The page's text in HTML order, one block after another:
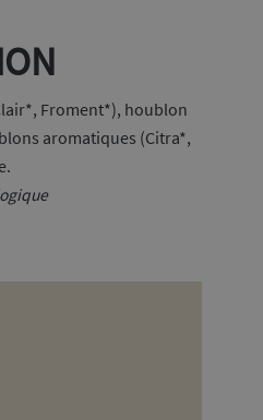
Froment*), houblon
aromatiques (Citra*,